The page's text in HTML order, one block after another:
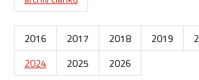
2016 2017 2018 2019
2024
2025 2026